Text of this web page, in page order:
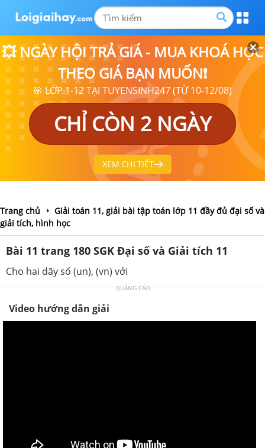
💥 NGÀY HỘI TRẢ GIÁ - MUA KHOÁ HỌC
THEO GIÁ BẠN MUỐN❗
🎯 LỚP 1-12 TẠI TUYENSINH247 (TỪ 10-12/08)
CHỈ CÒN 2 NGÀY
XEM CHI TIẾT
Trang chủ
Giải toán 11, giải bài tập toán lớp 11 đầy đủ đại số và
giải tích, hình học
Bài 11 trang 180 SGK Đại số và Giải tích 11
Cho hai dãy số (un), (vn) với
QUẢNG CÁO
Video hướng dẫn giải